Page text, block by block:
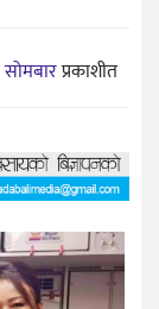
प्रकाशीत